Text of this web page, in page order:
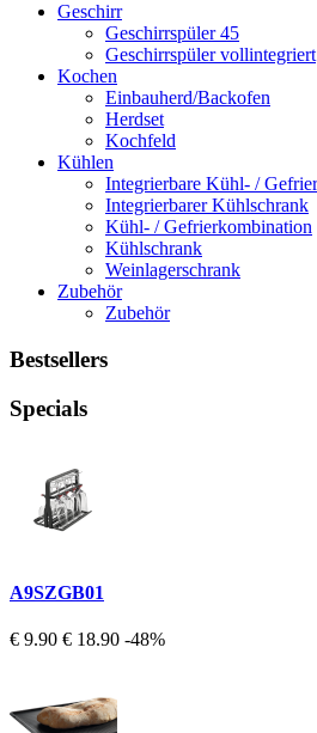
Geschirr
Geschirrspüler 45
Geschirrspüler vollintegriert
Kochen
Einbauherd/Backofen
Herdset
Kochfeld
Kühlen
Integrierbare Kühl- /
Integrierbarer Kühlschrank
Kühl- / Gefrierkombination
Kühlschrank
Weinlagerschrank
Zubehör
Zubehör
Bestsellers
Specials
A9SZGB01
€ 9.90 € 18.90 -48%